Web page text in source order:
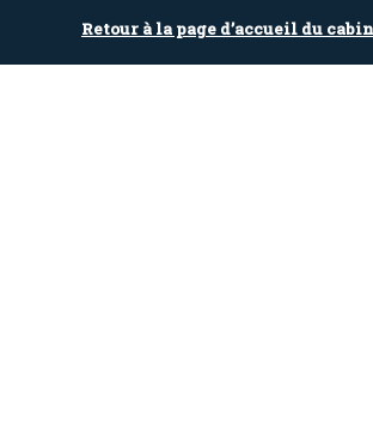
Retour à la page d’accueil du